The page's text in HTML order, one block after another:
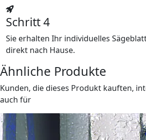
Schritt 4
Sie erhalten Ihr individuelles
direkt nach Hause.
Ähnliche Produkte
Kunden, die dieses Produkt kauften,
auch für